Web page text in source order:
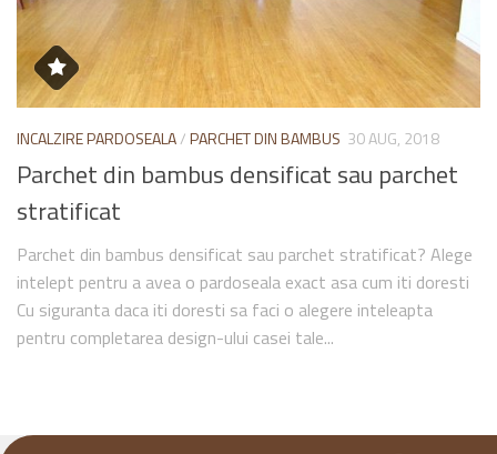
INCALZIRE PARDOSEALA/PARCHET DIN BAMBUS 30 AUG, 2018
Parchet din bambus densificat sau parchet
stratificat
Parchet din bambus densificat sau parchet stratificat? Alege
intelept pentru a avea o pardoseala exact asa cum iti doresti
Cu siguranta daca iti doresti sa faci o alegere inteleapta
pentru completarea design-ului casei tale...